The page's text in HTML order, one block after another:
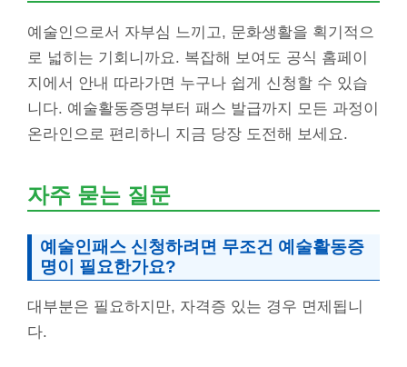
예술인으로서 자부심 느끼고, 문화생활을 획기적으
로 넓히는 기회니까요. 복잡해 보여도 공식 홈페이
지에서 안내 따라가면 누구나 쉽게 신청할 수 있습
니다. 예술활동증명부터 패스 발급까지 모든 과정이
온라인으로 편리하니 지금 당장 도전해 보세요.
자주 묻는 질문
예술인패스 신청하려면 무조건 예술활동증
명이 필요한가요?
대부분은 필요하지만, 자격증 있는 경우 면제됩니
다.